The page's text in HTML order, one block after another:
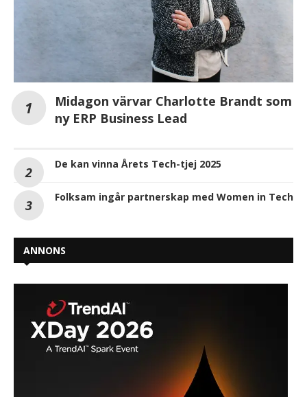
Midagon värvar Charlotte Brandt som
ny ERP Business Lead
De kan vinna Årets Tech-tjej 2025
Folksam ingår partnerskap med Women in Tech
ANNONS